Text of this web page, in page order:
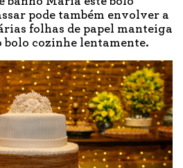
pode também envolver a
folhas de papel manteiga
bolo cozinhe lentamente.